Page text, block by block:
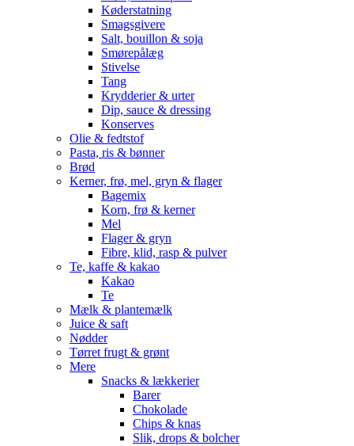
Køderstatning
Smagsgivere
Salt, bouillon & soja
Smørepålæg
Stivelse
Tang
Krydderier & urter
Dip, sauce & dressing
Konserves
Olie & fedtstof
Pasta, ris & bønner
Brød
Kerner, frø, mel, gryn & flager
Bagemix
Korn, frø & kerner
Mel
Flager & gryn
Fibre, klid, rasp & pulver
Te, kaffe & kakao
Kakao
Te
Mælk & plantemælk
Juice & saft
Nødder
Tørret frugt & grønt
Mere
Snacks & lækkerier
Barer
Chokolade
Chips & knas
Slik, drops & bolcher